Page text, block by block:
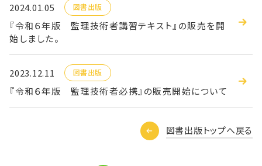
2024.01.05 図書出版
『令和６年版 監理技術者講習テキスト』の販売を開
始しました。
2023.12.11 図書出版
『令和６年版 監理技術者必携』の販売開始について
図書出版トップへ戻る